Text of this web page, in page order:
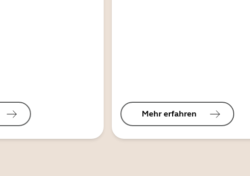
Mehr erfahren